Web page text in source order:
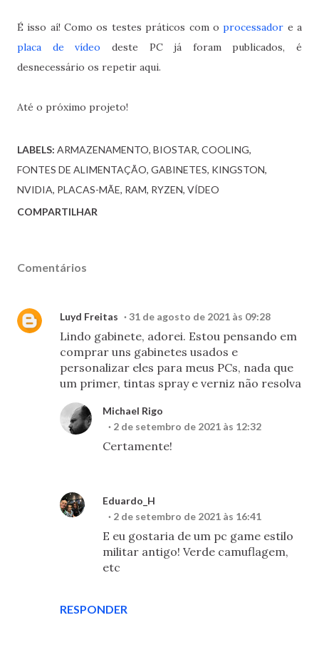
É isso aí! Como os testes práticos com oprocessador e a
placa de vídeo deste PC já foram publicados, é
desnecessário os repetir aqui.
Até o próximo projeto!
LABELS: ARMAZENAMENTO BIOSTAR COOLING
FONTES DE ALIMENTAÇÃO GABINETES KINGSTON
NVIDIA PLACAS-MÃE RAM RYZEN VÍDEO
COMPARTILHAR
Comentários
Luyd Freitas 31 de agosto de 2021 às 09:28
Lindo gabinete, adorei. Estou pensando em
comprar uns gabinetes usados e
personalizar eles para meus PCs, nada que
um primer, tintas spray e verniz não resolva
RESPONDER
Michael Rigo
2 de setembro de 2021 às 12:32
Certamente!
Eduardo_H
2 de setembro de 2021 às 16:41
E eu gostaria de um pc game estilo
militar antigo! Verde camuflagem,
etc